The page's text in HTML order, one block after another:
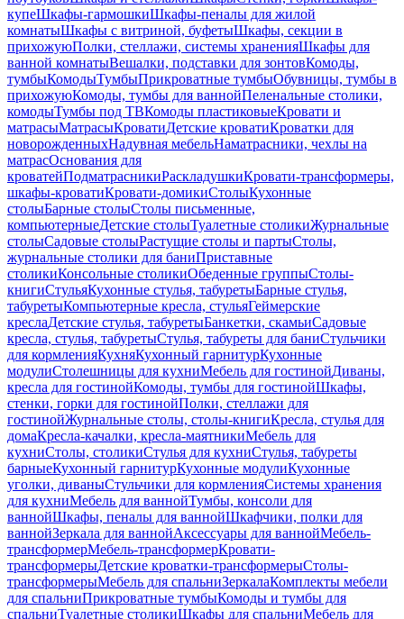
купеШкафы-гармошкиШкафы-пеналы для жилой
комнатыШкафы с витриной, буфетыШкафы, секции в
прихожуюПолки, стеллажи, системы храненияШкафы для
ванной комнатыВешалки, подставки для зонтовКомоды,
тумбыКомодыТумбыПрикроватные тумбыОбувницы, тумбы в
прихожуюКомоды, тумбы для ваннойПеленальные столики,
комодыТумбы под ТВКомоды пластиковыеКровати и
матрасыМатрасыКроватиДетские кроватиКроватки для
новорожденныхНадувная мебельНаматрасники, чехлы на
матрасОснования для
кроватейПодматрасникиРаскладушкиКровати-трансформеры,
шкафы-кроватиКровати-домикиСтолыКухонные
столыБарные столыСтолы письменные,
компьютерныеДетские столыТуалетные столикиЖурнальные
столыСадовые столыРастущие столы и партыСтолы,
журнальные столики для баниПриставные
столикиКонсольные столикиОбеденные группыСтолы-
книгиСтульяКухонные стулья, табуретыБарные стулья,
табуретыКомпьютерные кресла, стульяГеймерские
креслаДетские стулья, табуретыБанкетки, скамьиСадовые
кресла, стулья, табуретыСтулья, табуреты для баниСтульчики
для кормленияКухняКухонный гарнитурКухонные
модулиСтолешницы для кухниМебель для гостинойДиваны,
кресла для гостинойКомоды, тумбы для гостинойШкафы,
стенки, горки для гостинойПолки, стеллажи для
гостинойЖурнальные столы, столы-книгиКресла, стулья для
домаКресла-качалки, кресла-маятникиМебель для
кухниСтолы, столикиСтулья для кухниСтулья, табуреты
барныеКухонный гарнитурКухонные модулиКухонные
уголки, диваныСтульчики для кормленияСистемы хранения
для кухниМебель для ваннойТумбы, консоли для
ваннойШкафы, пеналы для ваннойШкафчики, полки для
ваннойЗеркала для ваннойАксессуары для ваннойМебель-
трансформерМебель-трансформерКровати-
трансформерыДетские кроватки-трансформерыСтолы-
трансформерыМебель для спальниЗеркалаКомплекты мебели
для спальниПрикроватные тумбыКомоды и тумбы для
спальниТуалетные столикиШкафы для спальниМебель для